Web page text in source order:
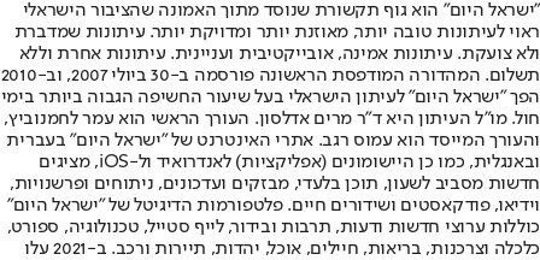
"ישראל היום" הוא גוף תקשורת שנוסד מתוך האמונה שהציבור הישראלי
ראוי לעיתונות טובה יותר, מאוזנת יותר ומדויקת יותר. עיתונות שמדברת
ולא צועקת. עיתונות אמינה, אובייקטיבית ועניינית. עיתונות אחרת וללא
תשלום. המהדורה המודפסת הראשונה פורסמה ב-30 ביולי 2007, וב-2010
הפך "ישראל היום" לעיתון הישראלי בעל שיעור החשיפה הגבוה ביותר בימי
חול. מו"ל העיתון היא ד"ר מרים אדלסון. העורך הראשי הוא עמר לחמנוביץ,
והעורך המייסד הוא עמוס רגב. אתרי האינטרנט של "ישראל היום" בעברית
ובאנגלית, כמו כן היישומונים (אפליקציות) לאנדרואיד ול-iOS, מציגים
חדשות מסביב לשעון, תוכן בלעדי, מבזקים ועדכונים, ניתוחים ופרשנויות,
וידיאו, פודקאסטים ושידורים חיים. פלטפורמות הדיגיטל של "ישראל היום"
כוללות ערוצי חדשות ודעות, תרבות ובידור, לייף סטייל, טכנולוגיה, ספורט,
כלכלה וצרכנות, בריאות, חיילים, אוכל, יהדות, תיירות ורכב. ב-2021 עלו